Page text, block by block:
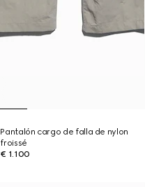
Pantalón cargo de falla de nylon
froissé
€ 1.100